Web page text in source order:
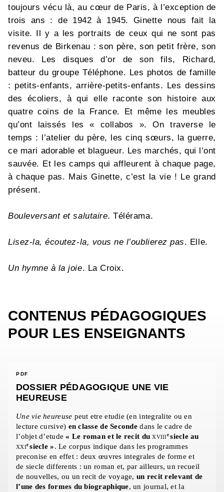
toujours vécu là, au cœur de Paris, à l’exception de
trois ans : de 1942 à 1945. Ginette nous fait la
visite. Il y a les portraits de ceux qui ne sont pas
revenus de Birkenau : son père, son petit frère, son
neveu. Les disques d’or de son fils, Richard,
batteur du groupe Téléphone. Les photos de famille
: petits-enfants, arrière-petits-enfants. Les dessins
des écoliers, à qui elle raconte son histoire aux
quatre coins de la France. Et même les meubles
qu’ont laissés les « collabos ». On traverse le
temps : l’atelier du père, les cinq sœurs, la guerre,
ce mari adorable et blagueur. Les marchés, qui l’ont
sauvée. Et les camps qui affleurent à chaque page,
à chaque pas. Mais Ginette, c’est la vie ! Le grand
présent.
Bouleversant et salutaire. Télérama.
Lisez-la, écoutez-la, vous ne l’oublierez pas. Elle.
Un hymne à la joie. La Croix.
CONTENUS PÉDAGOGIQUES
POUR LES ENSEIGNANTS
PDF
DOSSIER PÉDAGOGIQUE UNE VIE
HEUREUSE
Une vie heureuse peut etre etudie (en integralite ou en
lecture cursive) en classe de Secondedans le cadre de
l’objet d’etude« Le roman et le recit duXVIIIesiecle au
XXIesiecle ». Le corpus indique dans les programmes
preconise en effet : deux œuvres integrales de forme et
de siecle differents : un roman et, par ailleurs, un recueil
de nouvelles, ou un recit de voyage, un recit relevant de
l’une des formes du biographique, un journal, et la